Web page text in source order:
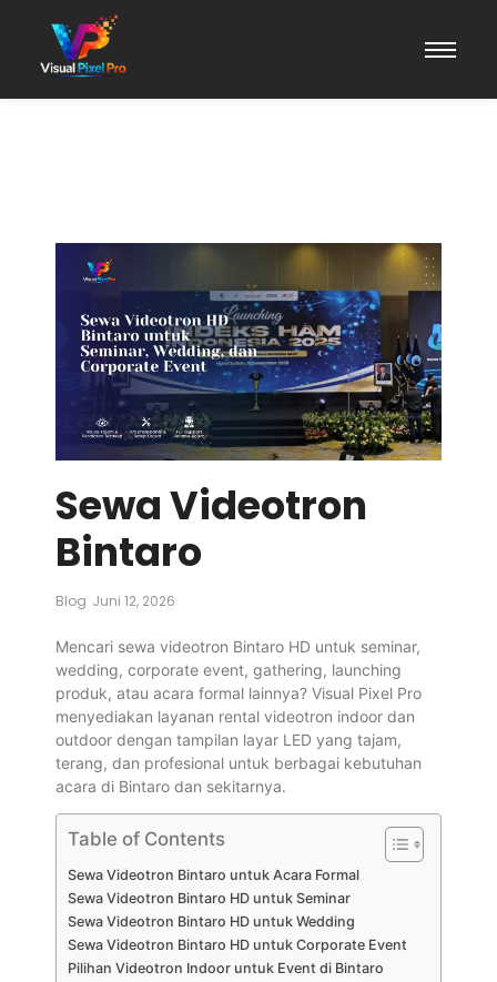
Sewa Videotron
Bintaro
Blog Juni 12, 2026
Mencari sewa videotron Bintaro HD untuk seminar,
wedding, corporate event, gathering, launching
produk, atau acara formal lainnya? Visual Pixel Pro
menyediakan layanan rental videotron indoor dan
outdoor dengan tampilan layar LED yang tajam,
terang, dan profesional untuk berbagai kebutuhan
acara di Bintaro dan sekitarnya.
Table of Contents
Sewa Videotron Bintaro untuk Acara Formal
Sewa Videotron Bintaro HD untuk Seminar
Sewa Videotron Bintaro HD untuk Wedding
Sewa Videotron Bintaro HD untuk Corporate Event
Pilihan Videotron Indoor untuk Event di Bintaro